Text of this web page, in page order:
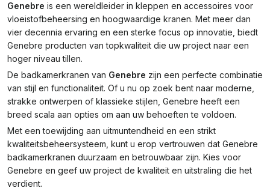
Genebre is een wereldleider in kleppen en accessoires voor
vloeistofbeheersing en hoogwaardige kranen. Met meer dan
vier decennia ervaring en een sterke focus op innovatie, biedt
Genebre producten van topkwaliteit die uw project naar een
hoger niveau tillen.
De badkamerkranen van Genebre zijn een perfecte combinatie
van stijl en functionaliteit. Of u nu op zoek bent naar moderne,
strakke ontwerpen of klassieke stijlen, Genebre heeft een
breed scala aan opties om aan uw behoeften te voldoen.
Met een toewijding aan uitmuntendheid en een strikt
kwaliteitsbeheersysteem, kunt u erop vertrouwen dat Genebre
badkamerkranen duurzaam en betrouwbaar zijn. Kies voor
Genebre en geef uw project de kwaliteit en uitstraling die het
verdient.